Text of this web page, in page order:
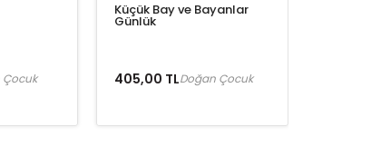
Çocuk
Küçük Bay ve Bayanlar
Günlük
405,00 TLDoğan Çocuk